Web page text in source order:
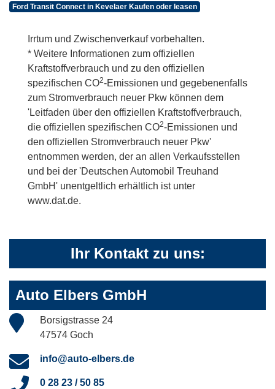
Ford Transit Connect in Kevelaer Kaufen oder leasen
Irrtum und Zwischenverkauf vorbehalten.
* Weitere Informationen zum offiziellen
Kraftstoffverbrauch und zu den offiziellen
spezifischen CO2-Emissionen und gegebenenfalls
zum Stromverbrauch neuer Pkw können dem
'Leitfaden über den offiziellen Kraftstoffverbrauch,
die offiziellen spezifischen CO2-Emissionen und
den offiziellen Stromverbrauch neuer Pkw'
entnommen werden, der an allen Verkaufsstellen
und bei der 'Deutschen Automobil Treuhand
GmbH' unentgeltlich erhältlich ist unter
www.dat.de.
Ihr Kontakt zu uns:
Auto Elbers GmbH
Borsigstrasse 24
47574 Goch
info@auto-elbers.de
0 28 23 / 50 85